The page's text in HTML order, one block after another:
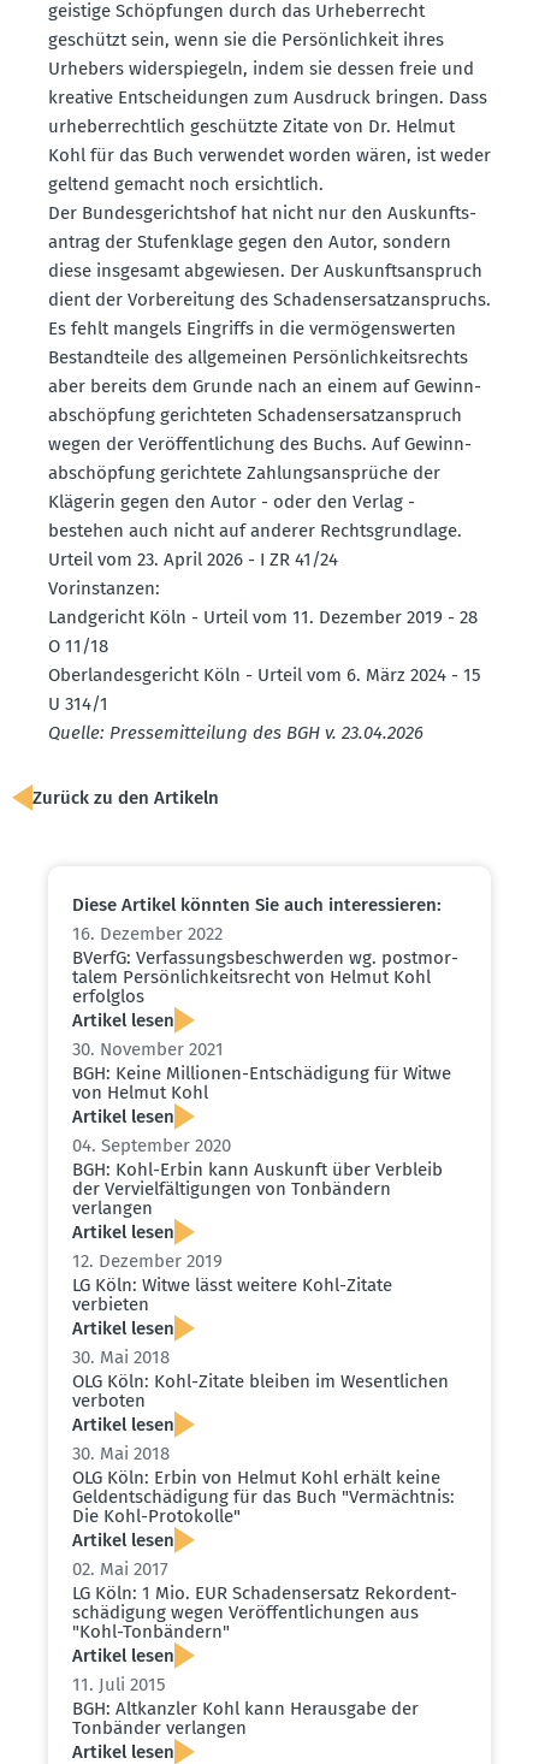
geistige Schöp­fungen durch das Urheber­recht
geschützt sein, wenn sie die Persön­lichkeit ihres
Urhebers wider­spiegeln, indem sie dessen freie und
kreative Entschei­dungen zum Ausdruck bringen. Dass
urheber­rechtlich geschützte Zitate von Dr. Helmut
Kohl für das Buch verwendet worden wären, ist weder
geltend gemacht noch ersichtlich.
Der Bundes­ge­richtshof hat nicht nur den Auskunfts­
antrag der Stufen­klage gegen den Autor, sondern
diese insgesamt abgewiesen. Der Auskunfts­an­spruch
dient der Vorbe­reitung des Schadens­er­satz­an­spruchs.
Es fehlt mangels Eingriffs in die vermö­gens­werten
Bestand­teile des allge­meinen Persön­lich­keits­rechts
aber bereits dem Grunde nach an einem auf Gewinn­
ab­schöpfung gerich­teten Schadens­er­satz­an­spruch
wegen der Veröf­fent­li­chung des Buchs. Auf Gewinn­
ab­schöpfung gerichtete Zahlungs­an­sprüche der
Klägerin gegen den Autor - oder den Verlag -
bestehen auch nicht auf anderer Rechts­grundlage.
Urteil vom 23. April 2026 - I ZR 41/24
Vorin­stanzen:
Landge­richt Köln - Urteil vom 11. Dezember 2019 - 28
O 11/18
Oberlan­des­ge­richt Köln - Urteil vom 6. März 2024 - 15
U 314/1
Quelle: Presse­mit­teilung des BGH v. 23.04.2026
Zurück zu den Artikeln
Diese Artikel könnten Sie auch inter­es­sieren:
16. Dezember 2022
BVerfG: Verfas­sungs­be­schwerden wg. postmor­
talem Persön­lich­keits­recht von Helmut Kohl
erfolglos
Artikel lesen
30. November 2021
BGH: Keine Millionen-Entschä­digung für Witwe
von Helmut Kohl
Artikel lesen
04. September 2020
BGH: Kohl-Erbin kann Auskunft über Verbleib
der Verviel­fäl­ti­gungen von Tonbändern
verlangen
Artikel lesen
12. Dezember 2019
LG Köln: Witwe lässt weitere Kohl-Zitate
verbieten
Artikel lesen
30. Mai 2018
OLG Köln: Kohl-Zitate bleiben im Wesent­lichen
verboten
Artikel lesen
30. Mai 2018
OLG Köln: Erbin von Helmut Kohl erhält keine
Geldent­schä­digung für das Buch "Vermächtnis:
Die Kohl-Proto­kolle"
Artikel lesen
02. Mai 2017
LG Köln: 1 Mio. EUR Schadens­ersatz Rekor­d­ent­
schä­digung wegen Veröf­fent­li­chungen aus
"Kohl-Tonbändern"
Artikel lesen
11. Juli 2015
BGH: Altkanzler Kohl kann Herausgabe der
Tonbänder verlangen
Artikel lesen